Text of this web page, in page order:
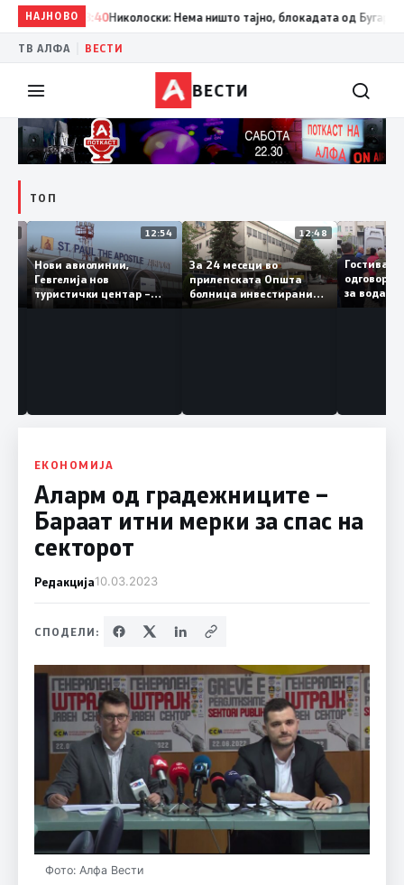
НАЈНОВО
18:40 Николоски: Нема ништо тајно, блокадата од Бугарија е
ТВ АЛФА ВЕСТИ
ВЕСТИ
ТОП
12:54
Нови авиолинии,
Гевгелија нов
туристички центар –
туризмот останува
12:48
За 24 месеци во
прилепската Општа
болница инвестирани
за
да ја
ЕКОНОМИЈА
Аларм од градежниците –
Бараат итни мерки за спас на
секторот
Редакција10.03.2023
СПОДЕЛИ:
Фото: Алфа Вести